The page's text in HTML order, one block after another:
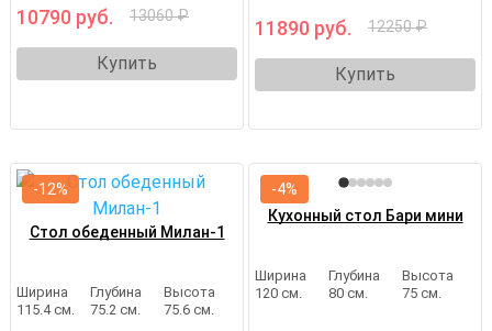
10790 руб. 13060 ₽
Купить
11890 руб. 12250 ₽
Купить
Стол обеденный Милан-1
Ширина
115.4 см.
Глубина
75.2 см.
Высота
75.6 см.
-12%
Кухонный стол Бари мини
Ширина
120 см.
Глубина
80 см.
Высота
75 см.
-4%